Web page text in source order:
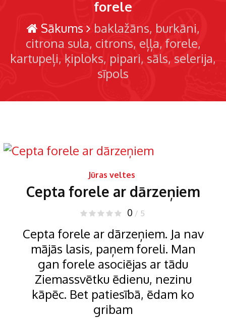
forele
Sākums baklažāns burkāni
citrona sula citrons eļļa forele
kartupeļi ķiploks pipari sāls selerija
sīpols
Jūras veltes
Cepta forele ar dārzeņiem
0 / 5
Cepta forele ar dārzeņiem. Ja nav
mājās lasis, paņem foreli. Man
gan forele asociējas ar tādu
Ziemassvētku ēdienu, nezinu
kāpēc. Bet patiesībā, ēdam ko
gribam